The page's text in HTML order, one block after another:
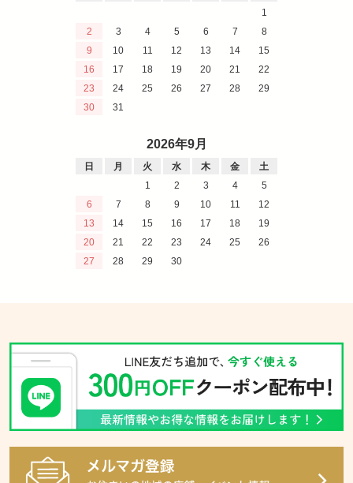
1
2
3 4 5 6 7
8
9
10 11 12 13 14
15
16
17 18 19 20 21
22
23
24 25 26 27 28
29
30
31
2026年9月
日 月 火 水 木 金
土
1
2 3 4
5
6
7 8 9 10 11
12
13
14 15 16 17 18
19
20
21 22 23 24 25
26
27
28 29 30